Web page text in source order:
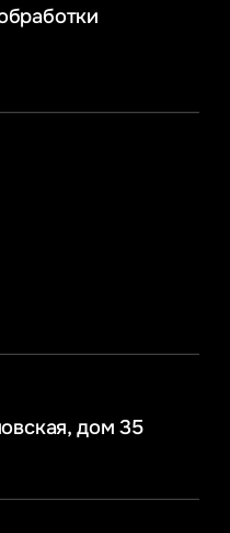
ресурсами
дом 35